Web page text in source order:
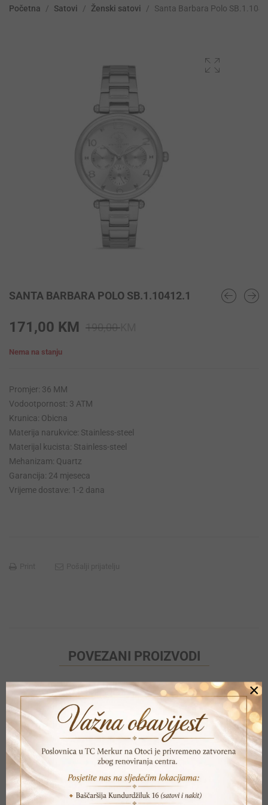
Početna / Satovi / Ženski satovi / Santa Barbara Polo
SANTA BARBARA POLO SB.1.10412.1
190,00
171,00 KM
Nema na stanju
Promjer: 36 MM
Vodootpornost: 3 ATM
Krunica: Obicna
Materija narukvice: Stainless-steel
Materijal kucista: Stainless-steel
Mehanizam: Quartz
Garancija: 24 mjeseca
Vrijeme dostave: 1-2 dana
POVEZANI PROIZVODI
×